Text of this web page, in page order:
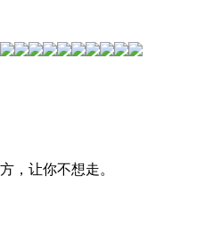
，让你不想走。